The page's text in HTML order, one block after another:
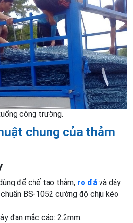
công trường.
chung của thảm
để chế tạo thảm, rọ đá và dây
BS-1052 cường độ chịu kéo
đan mắc cáo: 2.2mm.